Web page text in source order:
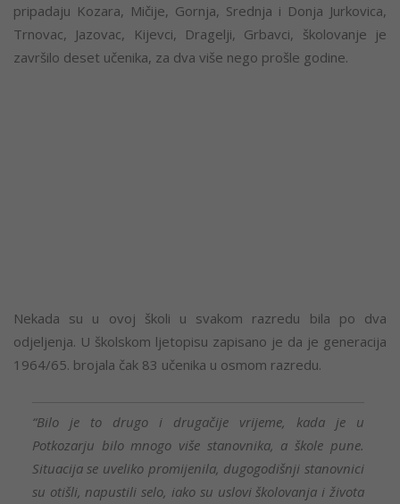
pripadaju Kozara, Mičije, Gornja, Srednja i Donja Jurkovica,
Trnovac, Jazovac, Kijevci, Dragelji, Grbavci, školovanje je
završilo deset učenika, za dva više nego prošle godine.
Nekada su u ovoj školi u svakom razredu bila po dva
odjeljenja. U školskom ljetopisu zapisano je da je generacija
1964/65. brojala čak 83 učenika u osmom razredu.
“Bilo je to drugo i drugačije vrijeme, kada je u
Potkozarju bilo mnogo više stanovnika, a škole pune.
Situacija se uveliko promijenila, dugogodišnji stanovnici
su otišli, napustili selo, iako su uslovi školovanja i života